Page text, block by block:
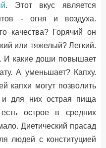
. Этот вкус является
- огня и воздуха.
качества? Горячий он
или тяжелый? Легкий.
И какие доши повышает
А уменьшает? Капху.
капхи могут позволить
и для них острая пища
острое в средних
Диетический прасад
людей с конституцией